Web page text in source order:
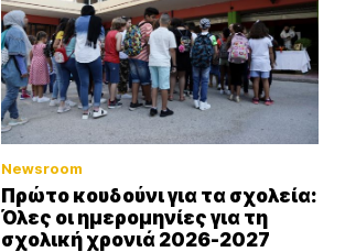
Newsroom
Πρώτο κουδούνι για τα σχολεία:
Όλες οι ημερομηνίες για τη
σχολική χρονιά 2026-2027